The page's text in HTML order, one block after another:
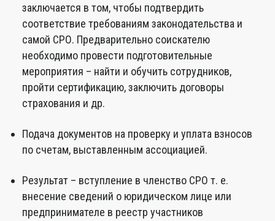
заключается в том, чтобы подтвердить
соответствие требованиям законодательства и
самой СРО. Предварительно соискателю
необходимо провести подготовительные
мероприятия – найти и обучить сотрудников,
пройти сертификацию, заключить договоры
страхования и др.
Подача документов на проверку и уплата взносов
по счетам, выставленным ассоциацией.
Результат – вступление в членство СРО т. е.
внесение сведений о юридическом лице или
предпринимателе в реестр участников